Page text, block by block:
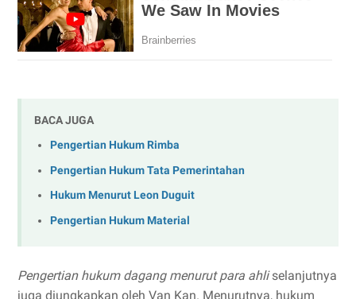
BACA JUGA
Pengertian Hukum Rimba
Pengertian Hukum Tata Pemerintahan
Hukum Menurut Leon Duguit
Pengertian Hukum Material
Pengertian hukum dagang menurut para ahliselanjutnya
juga diungkapkan oleh Van Kan. Menurutnya, hukum